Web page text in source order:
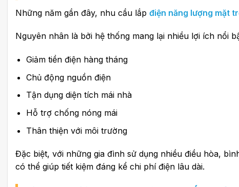
Những năm gần đây, nhu cầu lắp điện năng lượng mặt
Nguyên nhân là bởi hệ thống mang lại nhiều lợi ích nổi
Giảm tiền điện hàng tháng
Chủ động nguồn điện
Tận dụng diện tích mái nhà
Hỗ trợ chống nóng mái
Thân thiện với môi trường
Đặc biệt, với những gia đình sử dụng nhiều điều hòa,
có thể giúp tiết kiệm đáng kể chi phí điện lâu dài.